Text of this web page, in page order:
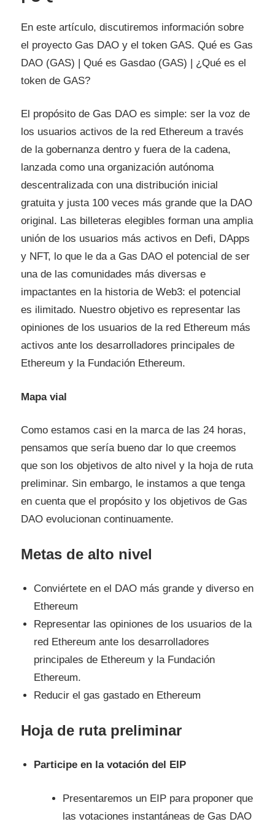
En este artículo, discutiremos información sobre
el proyecto Gas DAO y el token GAS. Qué es Gas
DAO (GAS) | Qué es Gasdao (GAS) | ¿Qué es el
token de GAS?
El propósito de Gas DAO es simple: ser la voz de
los usuarios activos de la red Ethereum a través
de la gobernanza dentro y fuera de la cadena,
lanzada como una organización autónoma
descentralizada con una distribución inicial
gratuita y justa 100 veces más grande que la DAO
original. Las billeteras elegibles forman una amplia
unión de los usuarios más activos en Defi, DApps
y NFT, lo que le da a Gas DAO el potencial de ser
una de las comunidades más diversas e
impactantes en la historia de Web3: el potencial
es ilimitado. Nuestro objetivo es representar las
opiniones de los usuarios de la red Ethereum más
activos ante los desarrolladores principales de
Ethereum y la Fundación Ethereum.
Mapa vial
Como estamos casi en la marca de las 24 horas,
pensamos que sería bueno dar lo que creemos
que son los objetivos de alto nivel y la hoja de ruta
preliminar. Sin embargo, le instamos a que tenga
en cuenta que el propósito y los objetivos de Gas
DAO evolucionan continuamente.
Metas de alto nivel
Conviértete en el DAO más grande y diverso en
Ethereum
Representar las opiniones de los usuarios de la
red Ethereum ante los desarrolladores
principales de Ethereum y la Fundación
Ethereum.
Reducir el gas gastado en Ethereum
Hoja de ruta preliminar
Participe en la votación del EIP
Presentaremos un EIP para proponer que
las votaciones instantáneas de Gas DAO